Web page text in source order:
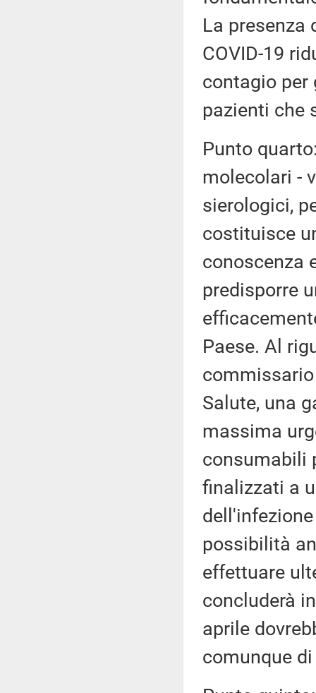
La presenza
COVID-19
contagio per
pazienti che
Punto
molecolari -
sierologici,
costituisce
conoscenza
predisporre
Paese. Al
Salute, una
massima
consumabili
finalizzati a
possibilità
effettuare
concluderà
aprile
comunque